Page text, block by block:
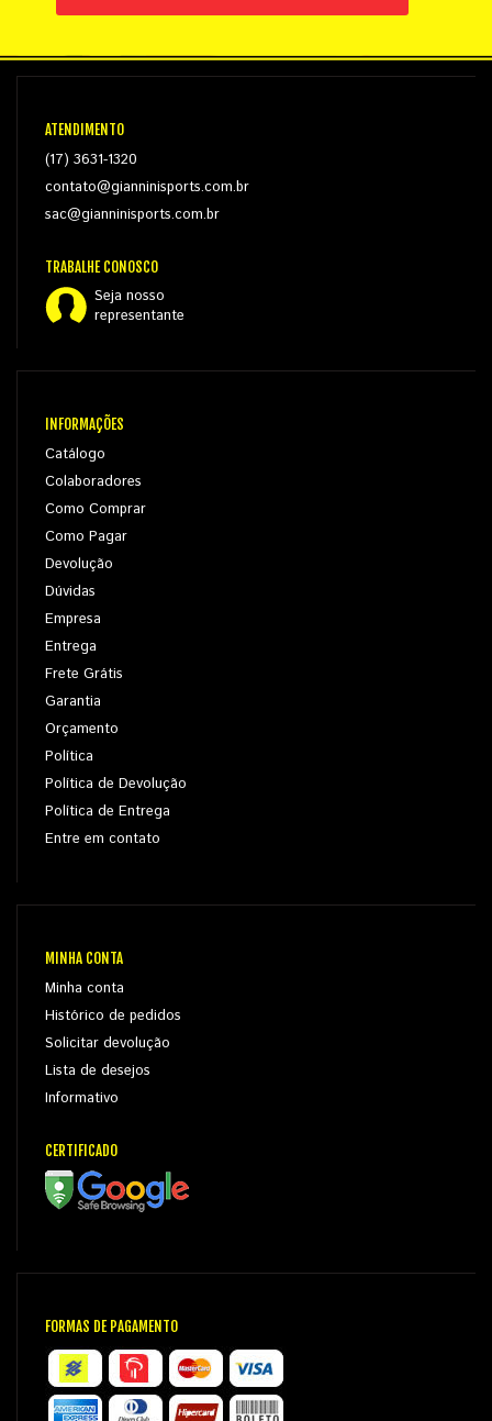
ATENDIMENTO
(17) 3631-1320
contato@gianninisports.com.br
sac@gianninisports.com.br
TRABALHE CONOSCO
Seja nosso
representante
INFORMAÇÕES
Catálogo
Colaboradores
Como Comprar
Como Pagar
Devolução
Dúvidas
Empresa
Entrega
Frete Grátis
Garantia
Orçamento
Política
Política de Devolução
Política de Entrega
Entre em contato
MINHA CONTA
Minha conta
Histórico de pedidos
Solicitar devolução
Lista de desejos
Informativo
CERTIFICADO
FORMAS DE PAGAMENTO